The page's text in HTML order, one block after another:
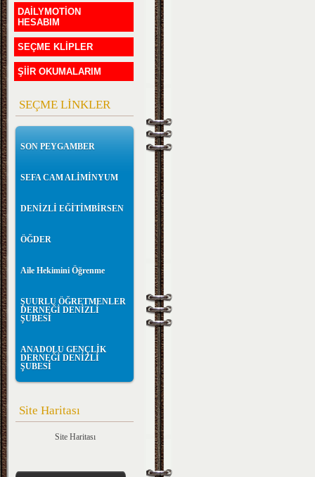
DAİLYMOTİON
HESABIM
SEÇME KLİPLER
ŞİİR OKUMALARIM
SEÇME LİNKLER
SON PEYGAMBER
SEFA CAM ALİMİNYUM
DENİZLİ EĞİTİMBİRSEN
ÖĞDER
Aile Hekimini Öğrenme
ŞUURLU ÖĞRETMENLER
DERNEĞİ DENİZLİ
ŞUBESİ
ANADOLU GENÇLİK
DERNEĞİ DENİZLİ
ŞUBESİ
Site Haritası
Site Haritası